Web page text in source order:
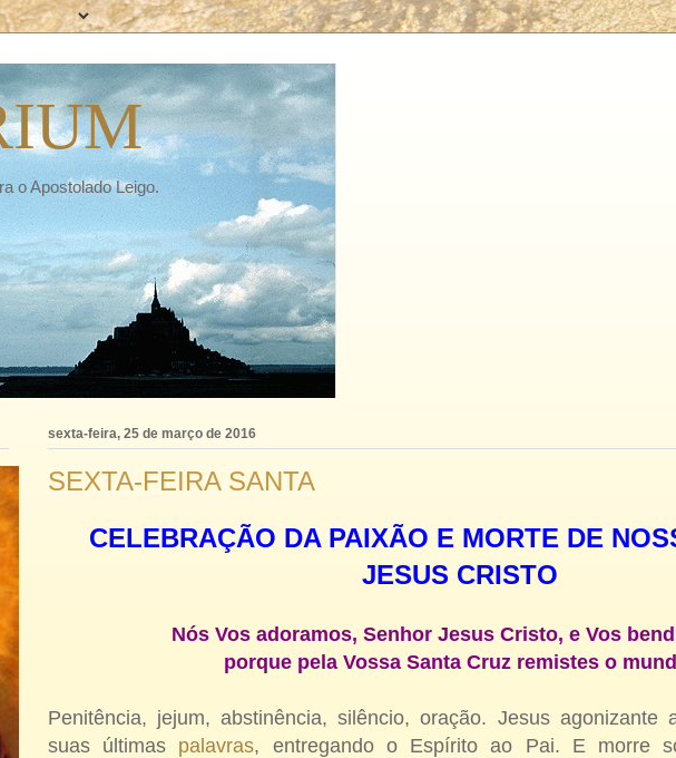
o Apostolado Leigo.
sexta-feira, 25 de março de 2016
SEXTA-FEIRA SANTA
CELEBRAÇÃO DA PAIXÃO E MORTE DE
JESUS CRISTO
Nós Vos adoramos, Senhor Jesus Cristo, e Vos
porque pela Vossa Santa Cruz remistes o
Penitência, jejum, abstinência, silêncio, oração. Jesus agonizante
suas últimas palavras, entregando o Espírito ao Pai. E morre